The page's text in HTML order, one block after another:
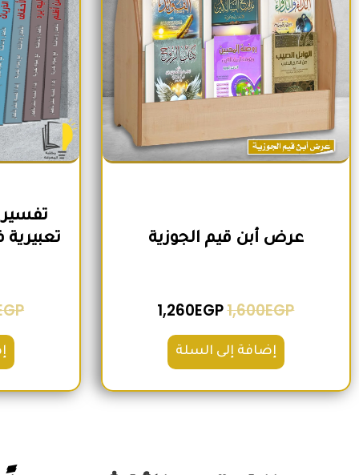
عرض أبن قيم الجوزية
1,600EGP
1,260EGP
إضافة إلى السلة